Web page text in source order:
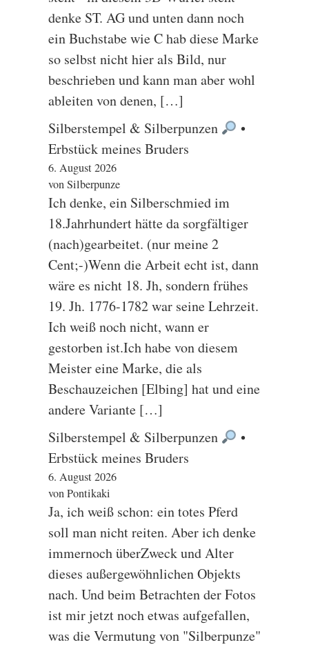
denke ST. AG und unten dann noch
ein Buchstabe wie C hab diese Marke
so selbst nicht hier als Bild, nur
beschrieben und kann man aber wohl
ableiten von denen, […]
Silberstempel & Silberpunzen
•
Erbstück meines Bruders
6. August 2026
von Silberpunze
Ich denke, ein Silberschmied im
18.Jahrhundert hätte da sorgfältiger
(nach)gearbeitet. (nur meine 2
Cent;-)Wenn die Arbeit echt ist, dann
wäre es nicht 18. Jh, sondern frühes
19. Jh. 1776-1782 war seine Lehrzeit.
Ich weiß noch nicht, wann er
gestorben ist.Ich habe von diesem
Meister eine Marke, die als
Beschauzeichen [Elbing] hat und eine
andere Variante […]
Silberstempel & Silberpunzen
•
Erbstück meines Bruders
6. August 2026
von Pontikaki
Ja, ich weiß schon: ein totes Pferd
soll man nicht reiten. Aber ich denke
immernoch überZweck und Alter
dieses außergewöhnlichen Objekts
nach. Und beim Betrachten der Fotos
ist mir jetzt noch etwas aufgefallen,
was die Vermutung von "Silberpunze"